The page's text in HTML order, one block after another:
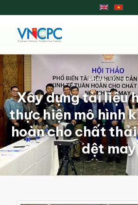
Xây dựng tài liệu
thực hiện mô hình
hoàn cho chất
dệt may
Home /Dự án